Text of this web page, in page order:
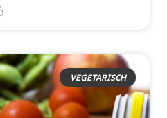
VEGETARISCH